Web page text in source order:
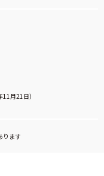
月21日）
ります